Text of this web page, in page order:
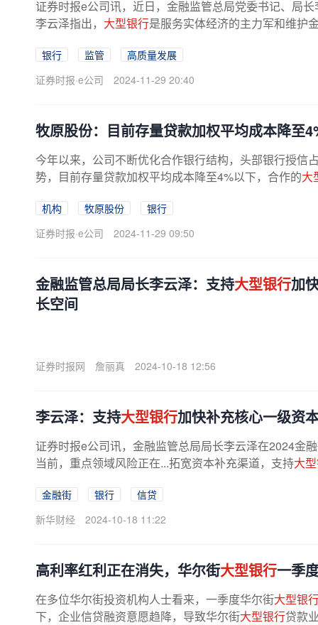
证券时报e公司讯，近日，金融监管总局党委书记、局
李云泽指出， 大型银行是服务实体经济的主力军和维护
银行 监管
高质量发展
证券时报·e公司
2024-11-29 20:40
牧原股份：目前存量贷款加权平均成本降至
今年以来，公司不断优化合作银行结构，头部银行授信
势，目前存量贷款加权平均成本降至4%以下，合作的大
机构 牧原股份
银行
证券时报·e公司
2024-11-29 09:50
金融监管总局局长李云泽：支持大型银行加
长空间
证券时报网 詹丽真 2024-10-18 12:56
李云泽：支持大型银行加快补充核心一级资
证券时报e公司讯，金融监管总局局长李云泽在2024金
当前，重点领域风险正在...拓宽资本补充渠道，支持大
金融街 银行
信贷
新华财经
2024-10-18 11:22
高利率红利正在消失，华尔街大型银行一季
在多位华尔街投资机构人士看来，一季度华尔街大型银
下，企业信贷融资意愿趋降，导致华尔街大型银行贷款